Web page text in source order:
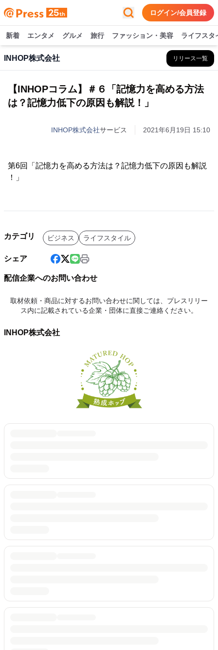
ログイン/会員登録
新着 エンタメ グルメ 旅行 ファッション・美容 ライフスタ
INHOP株式会社 リリース一覧
【INHOPコラム】＃６「記憶力を高める方法
は？記憶力低下の原因も解説！」
INHOP株式会社サービス 2021年6月19日 15:10
第6回「記憶力を高める方法は？記憶力低下の原因も解説
！」
カテゴリ ビジネス ライフスタイル
シェア
配信企業へのお問い合わせ
取材依頼・商品に対するお問い合わせに関しては、プレスリリー
ス内に記載されている企業・団体に直接ご連絡ください。
INHOP株式会社